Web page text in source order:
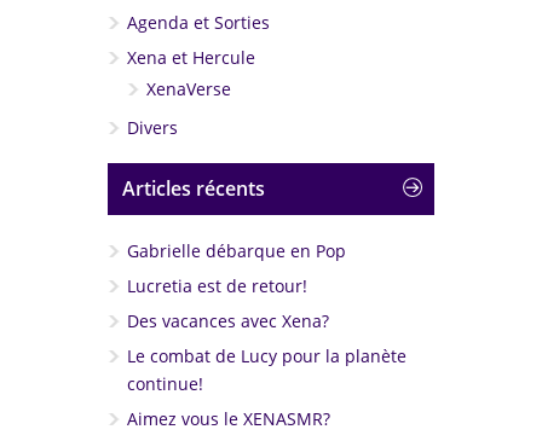
Agenda et Sorties
Xena et Hercule
XenaVerse
Divers
Articles récents
Gabrielle débarque en Pop
Lucretia est de retour!
Des vacances avec Xena?
Le combat de Lucy pour la planète
continue!
Aimez vous le XENASMR?